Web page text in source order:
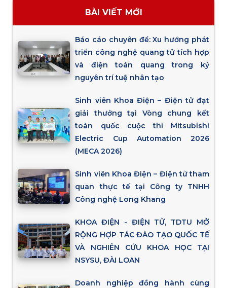
BÀI VIẾT MỚI
Báo cáo chuyên đề: Xu hướng phát
triển công nghệ quang tử tích hợp
và điện toán quang trong kỷ
nguyên trí tuệ nhân tạo
Sinh viên Khoa Điện – Điện tử đạt
giải thưởng tại Vòng chung kết
toàn quốc cuộc thi Mitsubishi
Electric Cup Automation 2026
(MECA 2026)
Sinh viên Khoa Điện – Điện tử tham
quan thực tế tại Công ty TNHH
Công nghệ Long Khang
KHOA ĐIỆN - ĐIỆN TỬ, TDTU MỞ
RỘNG HỢP TÁC ĐÀO TẠO QUỐC TẾ
VÀ NGHIÊN CỨU KHOA HỌC TẠI
NSYSU, ĐÀI LOAN
Doanh nghiệp đồng hành cùng